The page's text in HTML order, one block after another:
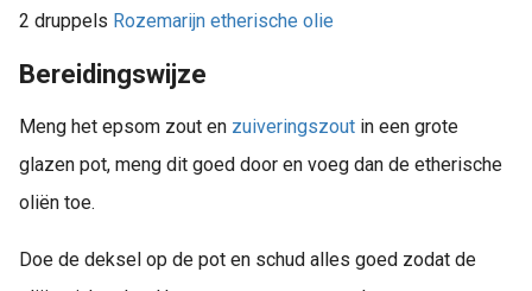
2 druppels Rozemarijn etherische olie
Bereidingswijze
Meng het epsom zout en zuiveringszout in een grote
glazen pot, meng dit goed door en voeg dan de etherische
oliën toe.
Doe de deksel op de pot en schud alles goed zodat de